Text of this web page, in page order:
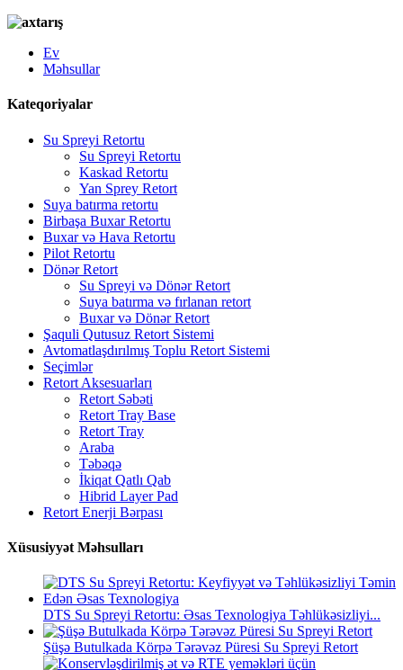
Ev
Məhsullar
Kateqoriyalar
Su Spreyi Retortu
Su Spreyi Retortu
Kaskad Retortu
Yan Sprey Retort
Suya batırma retortu
Birbaşa Buxar Retortu
Buxar və Hava Retortu
Pilot Retortu
Dönər Retort
Su Spreyi və Dönər Retort
Suya batırma və fırlanan retort
Buxar və Dönər Retort
Şaquli Qutusuz Retort Sistemi
Avtomatlaşdırılmış Toplu Retort Sistemi
Seçimlər
Retort Aksesuarları
Retort Səbəti
Retort Tray Base
Retort Tray
Araba
Təbəqə
İkiqat Qatlı Qab
Hibrid Layer Pad
Retort Enerji Bərpası
Xüsusiyyət Məhsulları
DTS Su Spreyi Retortu: Əsas Texnologiya Təhlükəsizliyi...
Şüşə Butulkada Körpə Tərəvəz Püresi Su Spreyi Retort